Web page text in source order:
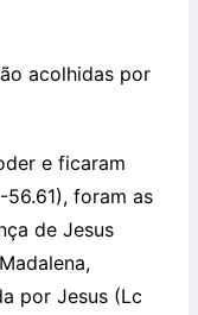
acolhidas por
e ficaram
foram as
de Jesus
por Jesus (Lc